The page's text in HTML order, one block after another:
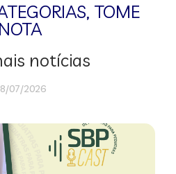
, TOME
NOTA
notícias
07/2026